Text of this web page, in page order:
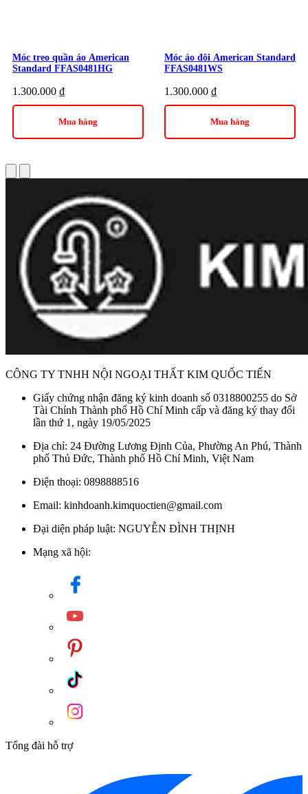
Móc treo quần áo American
Standard FFAS0481HG
1.300.000 ₫
Mua hàng
Móc áo đôi American Standard
FFAS0481WS
1.300.000 ₫
Mua hàng
CÔNG TY TNHH NỘI NGOẠI THẤT KIM QUỐC TIẾN
Giấy chứng nhận đăng ký kinh doanh số 0318800255 do Sở
Tài Chính Thành phố Hồ Chí Minh cấp và đăng ký thay đổi
lần thứ 1, ngày 19/05/2025
Địa chỉ: 24 Đường Lương Định Của, Phường An Phú, Thành
phố Thủ Đức, Thành phố Hồ Chí Minh, Việt Nam
Điện thoại: 0898888516
Email: kinhdoanh.kimquoctien@gmail.com
Đại diện pháp luật: NGUYỄN ĐÌNH THỊNH
Mạng xã hội:
Tổng đài hỗ trợ